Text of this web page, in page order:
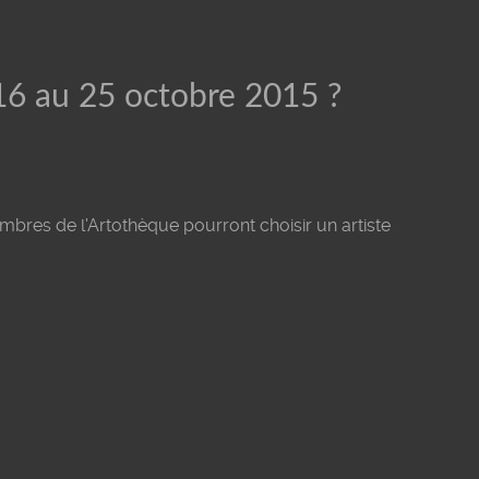
au 25 octobre 2015 ?
de l'Artothèque pourront choisir un artiste